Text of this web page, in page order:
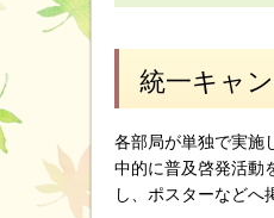
統一キャ
各部局が単独で実施
中的に普及啓発活動
し、ポスターなどへ